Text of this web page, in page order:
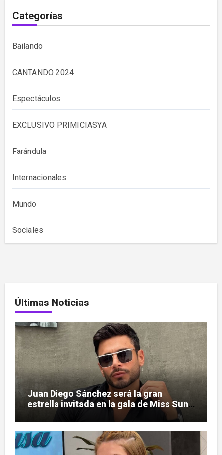
Categorías
Bailando
CANTANDO 2024
Espectáculos
EXCLUSIVO PRIMICIASYA
Farándula
Internacionales
Mundo
Sociales
Últimas Noticias
Juan Diego Sánchez será la gran
estrella invitada en la gala de Miss Sun